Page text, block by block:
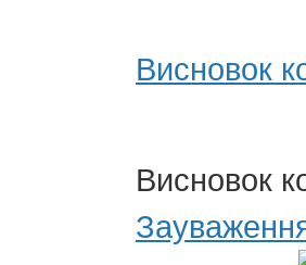
Висновок
Висновок